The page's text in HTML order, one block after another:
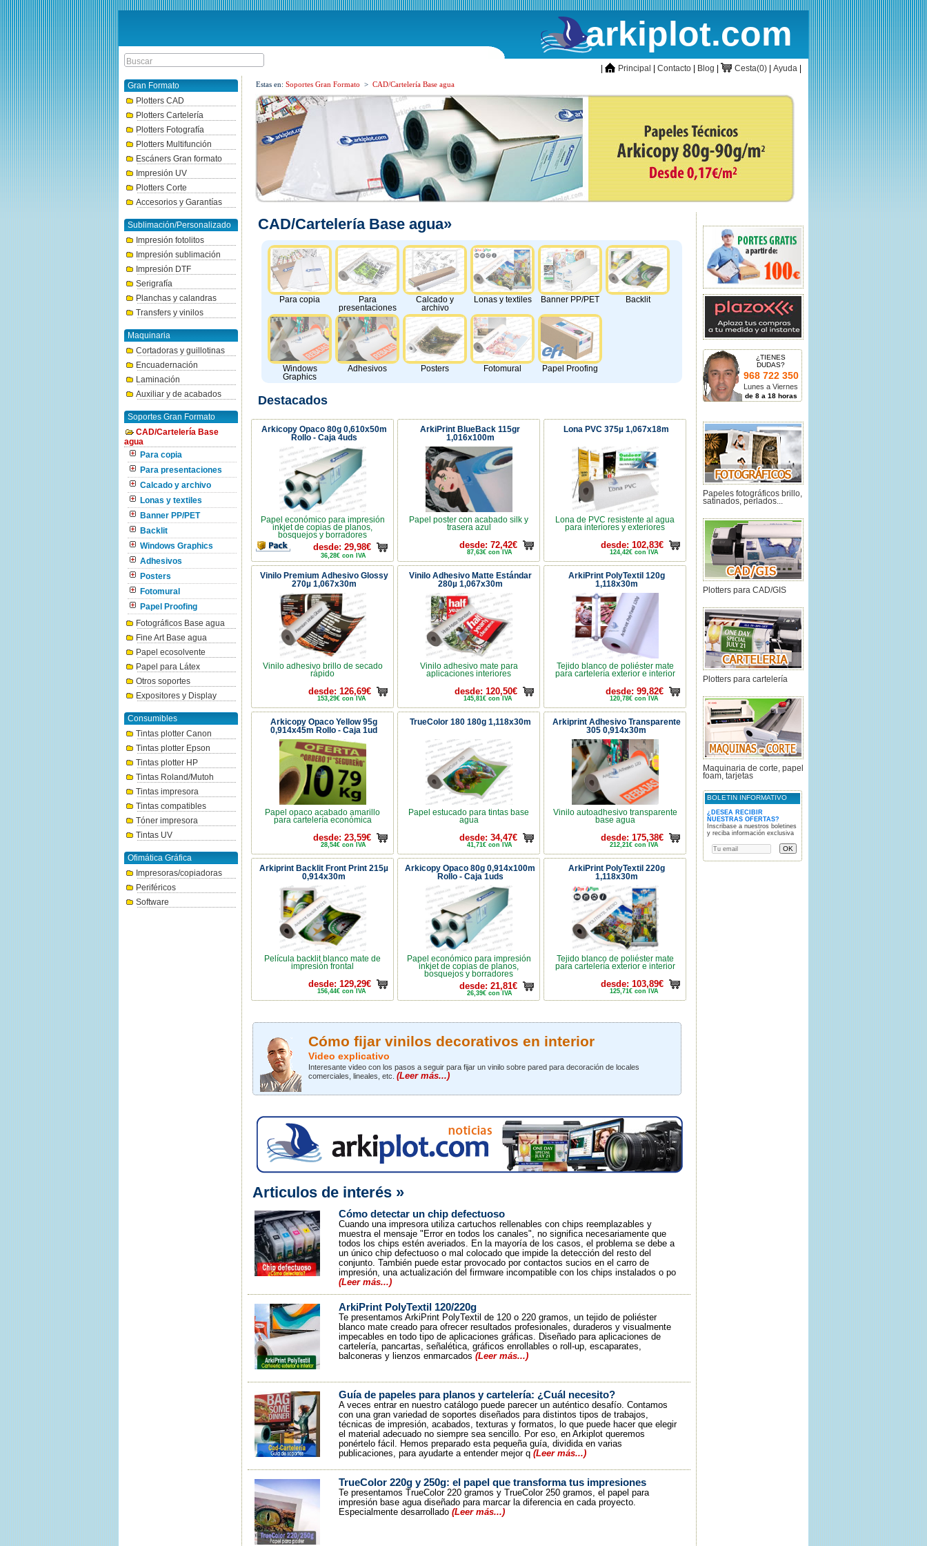
arkiplot.com
inicioPrincipal Contacto Blog CestaCesta(0) Ayuda
Gran Formato
Plotters CAD
Plotters Cartelería
Plotters Fotografía
Plotters Multifunción
Escáners Gran formato
Impresión UV
Plotters Corte
Accesorios y Garantías
Sublimación/Personalizado
Impresión fotolitos
Impresión sublimación
Impresión DTF
Serigrafía
Planchas y calandras
Transfers y vinilos
Maquinaria
Cortadoras y guillotinas
Encuadernación
Laminación
Auxiliar y de acabados
Soportes Gran Formato
CAD/Cartelería Base
agua
Para copia
Para presentaciones
Calcado y archivo
Lonas y textiles
Banner PP/PET
Backlit
Windows Graphics
Adhesivos
Posters
Fotomural
Papel Proofing
Fotográficos Base agua
Fine Art Base agua
Papel ecosolvente
Papel para Látex
Otros soportes
Expositores y Display
Consumibles
Tintas plotter Canon
Tintas plotter Epson
Tintas plotter HP
Tintas Roland/Mutoh
Tintas impresora
Tintas compatibles
Tóner impresora
Tintas UV
Ofimática Gráfica
Impresoras/copiadoras
Periféricos
Software
Estas en: Soportes Gran Formato > CAD/Cartelería Base agua
CAD/Cartelería Base agua»
Para copia
Para
presentaciones
Calcado y
archivo
Lonas y textiles Banner PP/PET Backlit
Windows
Graphics
Adhesivos Posters Fotomural Papel Proofing
Destacados
Arkicopy Opaco 80g 0,610x50m
Rollo - Caja 4uds
Papel económico para impresión
inkjet de copias de planos,
bosquejos y borradores
desde: 29,98€
36,28€ con IVA
ArkiPrint BlueBack 115gr
1,016x100m
Papel poster con acabado silk y
trasera azul
desde: 72,42€
87,63€ con IVA
Lona PVC 375µ 1,067x18m
Lona de PVC resistente al agua
para interiores y exteriores
desde: 102,83€
124,42€ con IVA
Vinilo Premium Adhesivo Glossy
270µ 1,067x30m
Vinilo adhesivo brillo de secado
rápido
desde: 126,69€
153,29€ con IVA
Vinilo Adhesivo Matte Estándar
280µ 1,067x30m
Vinilo adhesivo mate para
aplicaciones interiores
desde: 120,50€
145,81€ con IVA
ArkiPrint PolyTextil 120g
1,118x30m
Tejido blanco de poliéster mate
para cartelería exterior e interior
desde: 99,82€
120,78€ con IVA
Arkicopy Opaco Yellow 95g
0,914x45m Rollo - Caja 1ud
Papel opaco acabado amarillo
para cartelería económica
desde: 23,59€
28,54€ con IVA
TrueColor 180 180g 1,118x30m
Papel estucado para tintas base
agua
desde: 34,47€
41,71€ con IVA
Arkiprint Adhesivo Transparente
305 0,914x30m
Vinilo autoadhesivo transparente
base agua
desde: 175,38€
212,21€ con IVA
Arkiprint Backlit Front Print 215µ
0,914x30m
Película backlit blanco mate de
impresión frontal
desde: 129,29€
156,44€ con IVA
Arkicopy Opaco 80g 0,914x100m
Rollo - Caja 1uds
Papel económico para impresión
inkjet de copias de planos,
bosquejos y borradores
desde: 21,81€
26,39€ con IVA
ArkiPrint PolyTextil 220g
1,118x30m
Tejido blanco de poliéster mate
para cartelería exterior e interior
desde: 103,89€
125,71€ con IVA
Cómo fijar vinilos decorativos en interior
Video explicativo
Interesante video con los pasos a seguir para fijar un vinilo sobre pared para decoración de locales
comerciales, lineales, etc. (Leer más...)
Articulos de interés »
Cómo detectar un chip defectuoso
Cuando una impresora utiliza cartuchos rellenables con chips reemplazables y
muestra el mensaje "Error en todos los canales", no significa necesariamente que
todos los chips estén averiados. En la mayoría de los casos, el problema se debe a
un único chip defectuoso o mal colocado que impide la detección del resto del
conjunto. También puede estar provocado por contactos sucios en el carro de
impresión, una actualización del firmware incompatible con los chips instalados o po
(Leer más...)
ArkiPrint PolyTextil 120/220g
Te presentamos ArkiPrint PolyTextil de 120 o 220 gramos, un tejido de poliéster
blanco mate creado para ofrecer resultados profesionales, duraderos y visualmente
impecables en todo tipo de aplicaciones gráficas. Diseñado para aplicaciones de
cartelería, pancartas, señalética, gráficos enrollables o roll-up, escaparates,
balconeras y lienzos enmarcados (Leer más...)
Guía de papeles para planos y cartelería: ¿Cuál necesito?
A veces entrar en nuestro catálogo puede parecer un auténtico desafío. Contamos
con una gran variedad de soportes diseñados para distintos tipos de trabajos,
técnicas de impresión, acabados, texturas y formatos, lo que puede hacer que elegir
el material adecuado no siempre sea sencillo. Por eso, en Arkiplot queremos
ponértelo fácil. Hemos preparado esta pequeña guía, dividida en varias
publicaciones, para ayudarte a entender mejor q (Leer más...)
TrueColor 220g y 250g: el papel que transforma tus impresiones
Te presentamos TrueColor 220 gramos y TrueColor 250 gramos, el papel para
impresión base agua diseñado para marcar la diferencia en cada proyecto.
Especialmente desarrollado (Leer más...)
¿TIENES
DUDAS?
968 722 350
Lunes a Viernes
de 8 a 18 horas
Papeles fotográficos brillo,
satinados, perlados...
Plotters para CAD/GIS
Plotters para cartelería
Maquinaria de corte, papel
foam, tarjetas
BOLETIN INFORMATIVO
¿DESEA RECIBIR
NUESTRAS OFERTAS?
Inscribase a nuestros boletines
y reciba información exclusiva